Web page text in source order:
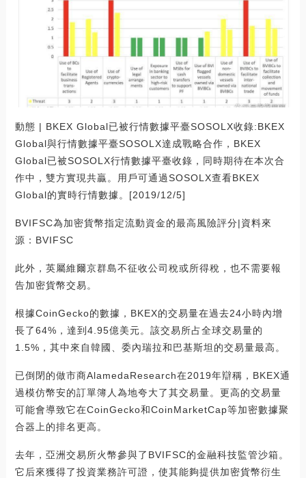
動態 | BKEX Global已被行情數據平臺SOSOLX收錄:BKEX
Global與行情數據平臺SOSOLX達成戰略合作，BKEX
Global已被SOSOLX行情數據平臺收錄，同時期待在本次合
作中，雙方實現共贏。用戶可通過SOSOLX查看BKEX
Global的實時行情數據。[2019/12/5]
BVIFSC為加密貨幣指定流動資金的最高風險評分|資料來
源：BVIFSC
此外，英屬維爾京群島不征收公司稅或所得稅，也不需要報
告加密貨幣交易。
根據CoinGecko的數據，BKEX的交易量在過去24小時內增
長了64%，達到4.95億美元。該交易所占全球交易量的
1.5%，其中來自韓國、委內瑞拉和巴基斯坦的交易量最高。
已倒閉的做市商AlamedaResearch在2019年辯稱，BKEX通
過模仿幣安的訂單簿人為地夸大了其交易量。更高的交易量
可能會導致它在CoinGecko和CoinMarketCap等加密數據聚
合器上的排名更高。
去年，亞洲交易所火幣參與了BVIFSC的金融科技監管沙箱。
它后來獲得了投資業務許可證，使其能夠提供加密貨幣衍生